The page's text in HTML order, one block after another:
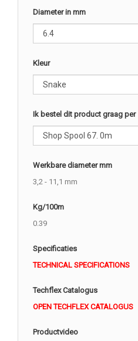
Diameter in mm
Kleur
Ik bestel dit product graag per
Werkbare diameter mm
3,2 - 11,1 mm
Kg/100m
0.39
Specificaties
TECHNICAL SPECIFICATIONS
Techflex Catalogus
OPEN TECHFLEX CATALOGUS
Productvideo